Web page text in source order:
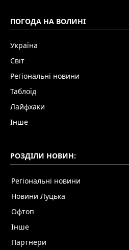
ПОГОДА НА ВОЛИНІ
Україна
Світ
Регіональні новини
Таблоїд
Лайфхаки
Інше
РОЗДІЛИ НОВИН:
Регіональні новини
Новини Луцька
Офтоп
Інше
Партнери